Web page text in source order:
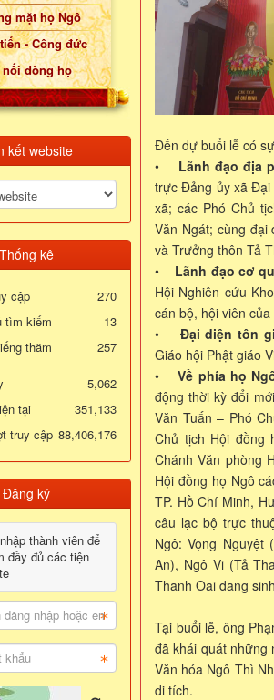
Đến dự buổi lễ có
• Lãnh đạo địa
trực Đảng ủy xã Đại
xã; các Phó Chủ
Văn Ngát; cùng đại
và Trưởng thôn Tả
• Lãnh đạo cơ
Hội Nghiên cứu
cán bộ, hội viên của
• Đại diện tôn
Giáo hội Phật giáo
•Về phía họ
động thời kỳ đổi
Văn Tuấn – Phó
Chủ tịch Hội đồng
Chánh Văn phòng
Hội đồng họ Ngô
TP. Hồ Chí Minh,
câu lạc bộ trực
Ngô: Vọng Nguyệt
An), Ngô Vi (Tả
Thanh Oai đang
Tại buổi lễ, ông
đã khái quát những
Văn hóa Ngô Thì
di tích.
mặt họ Ngô
- Công đức
nối dòng họ
kết website
Thống kê
cập
270
tìm kiếm
13
thăm
257
5,062
tại
351,133
truy cập 88,406,176
Đăng ký
thành viên để
đầy đủ các tiện